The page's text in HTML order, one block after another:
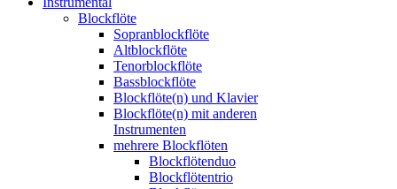
Blockflöte
Sopranblockflöte
Altblockflöte
Tenorblockflöte
Bassblockflöte
Blockflöte(n) und Klavier
Blockflöte(n) mit anderen
Instrumenten
mehrere Blockflöten
Blockflötenduo
Blockflötentrio